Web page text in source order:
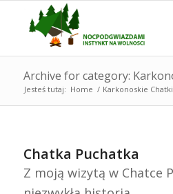
Archive for category:
Jesteś tutaj: Home / Karkonoskie Chatki
Chatka Puchatka
Z moją wizytą w Chatce